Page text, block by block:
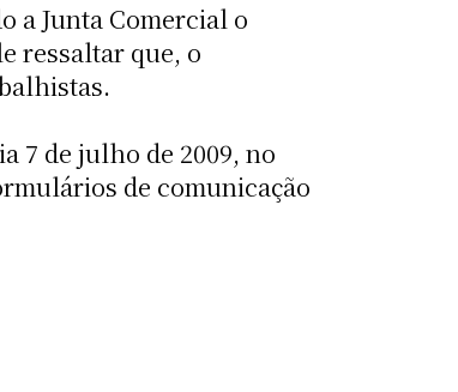
a Junta Comercial o
ressaltar que, o
7 de julho de 2009, no
de comunicação